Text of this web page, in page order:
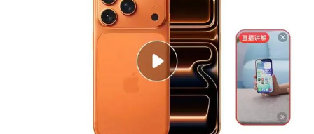
猫咪过火把节被抹成黑猫
BLG经理辟谣Bin离队
总书记点赞的非遗苗绣焕发新生机